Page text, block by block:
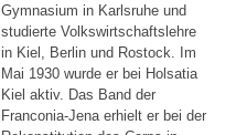
Gymnasium in Karlsruhe und
studierte Volkswirtschaftslehre
in Kiel, Berlin und Rostock. Im
Mai 1930 wurde er bei Holsatia
Kiel aktiv. Das Band der
Franconia-Jena erhielt er bei der